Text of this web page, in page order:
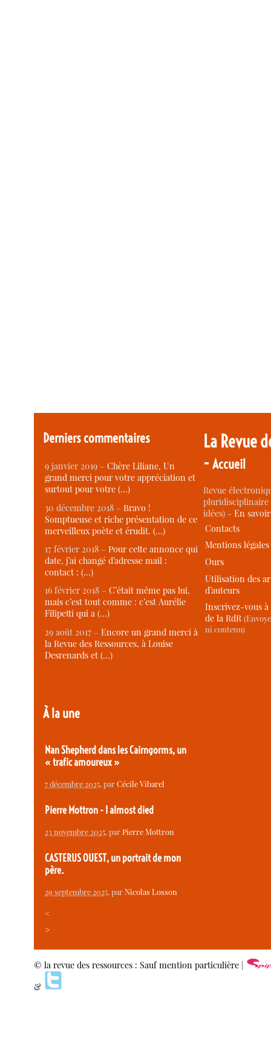
Derniers commentaires
9 janvier 2019 –Chère Liliane, Un
grand merci pour votre appréciation et
surtout pour votre (…)
30 décembre 2018 –Bravo !
Somptueuse et riche présentation de ce
merveilleux poète et érudit. (…)
17 février 2018 –Pour cette annonce qui
date, j’ai changé d’adresse mail :
contact : (…)
16 février 2018 –C’était même pas lui,
mais c’est tout comme : c’est Aurélie
Filipetti qui a (…)
29 août 2017 –Encore un grand merci à
la Revue des Ressources, à Louise
Desrenards et (…)
À la une
Nan Shepherd dans les Cairngorms, un
« trafic amoureux »
7 décembre 2025, parCécile Vibarel
Pierre Mottron - I almost died
23 novembre 2025, parPierre Mottron
CASTERUS OUEST, un portrait de mon
père.
29 septembre 2025, parNicolas Losson
<
>
La Revue
-Accueil
Revue
idées) -En
Contacts
Mentions légales
Ours
Utilisation des
d’auteurs
Inscrivez-vous
de la RdR
ni contenu)
© la revue des ressources : Sauf mention particulière |
&